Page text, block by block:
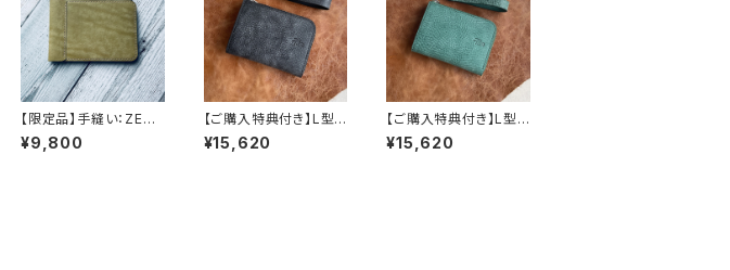
【限定品】手縫い：ZEST
IEN マネークリップ MA
YA（Salvia）
¥9,800
【ご購入特典付き】L型コ
インパース《KLEUR》
（ブラック）特別仕様Ve
¥15,620
【ご購入特典付き】L型コ
インパース《KLEUR》
（ビリジアン）
¥15,620